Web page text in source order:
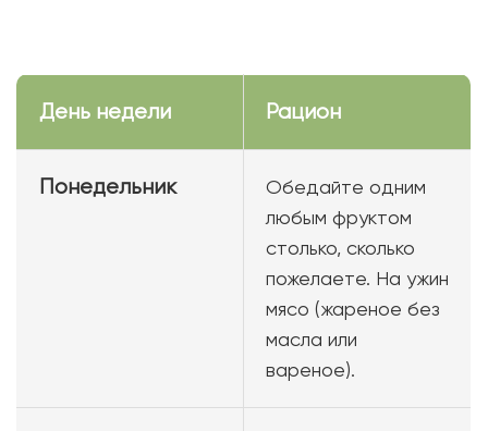
День недели Рацион
Понедельник
Обедайте одним
любым фруктом
столько, сколько
пожелаете. На ужин
мясо (жареное без
масла или
вареное).